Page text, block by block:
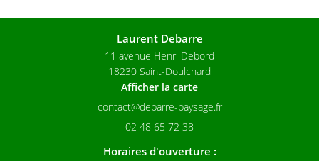
Laurent Debarre
11 avenue Henri Debord
18230 Saint-Doulchard
Afficher la carte
02 48 65 72 38
Horaires d'ouverture :